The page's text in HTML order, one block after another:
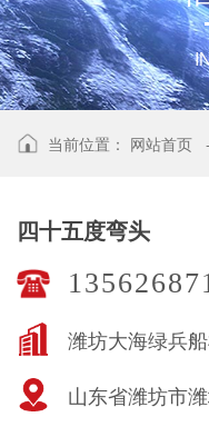
当前位置： 网站首页
四十五度弯头
潍坊大海绿兵
山东省潍坊市